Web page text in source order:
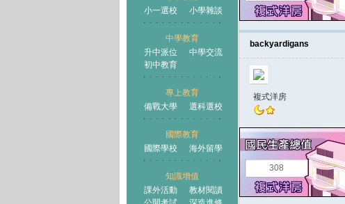
小一選校
小學雜談
中學教育
升中派位
中學交流
初中教育
專上教育
備戰大學
選科選校
國際教育
國際學校
海外留學
知識增值
課外活動
教材閱讀
backyardigans
複式洋房
308